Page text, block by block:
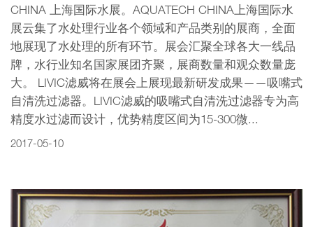
CHINA 上海国际水展。AQUATECH CHINA上海国际水
展云集了水处理行业各个领域和产品类别的展商，全面
地展现了水处理的所有环节。展会汇聚全球各大一线品
牌，水行业知名国家展团齐聚，展商数量和观众数量庞
大。 LIVIC滤威将在展会上展现最新研发成果——吸嘴式
自清洗过滤器。LIVIC滤威的吸嘴式自清洗过滤器专为高
精度水过滤而设计，优势精度区间为15-300微...
2017-05-10